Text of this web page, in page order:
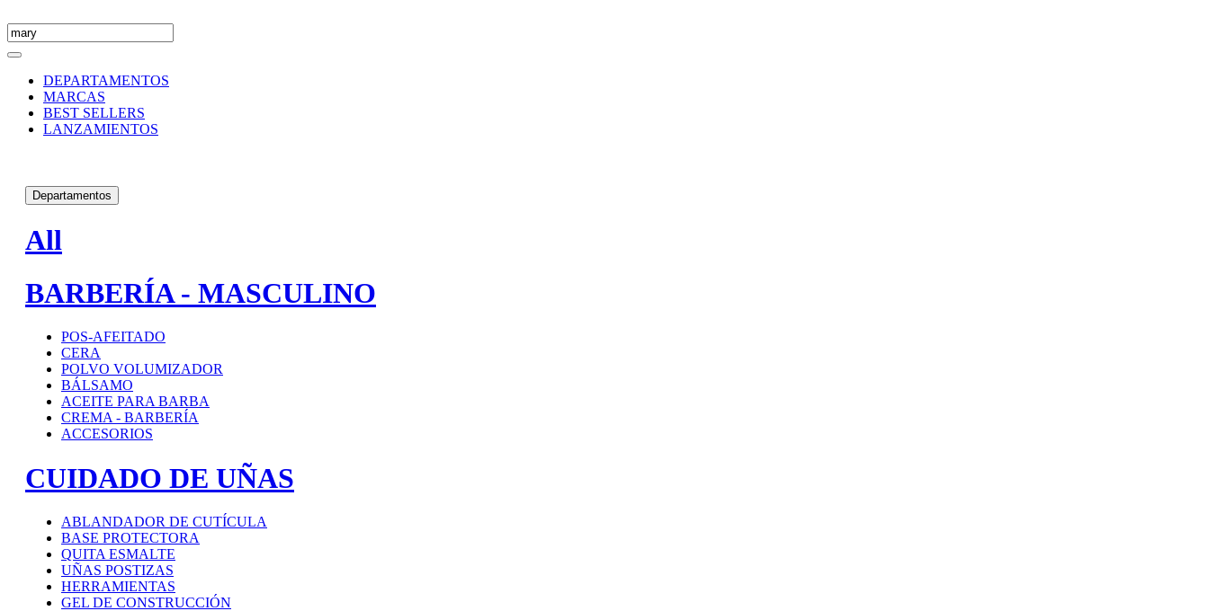
DEPARTAMENTOS
MARCAS
BEST SELLERS
LANZAMIENTOS
Departamentos
All
BARBERÍA - MASCULINO
POS-AFEITADO
CERA
POLVO VOLUMIZADOR
BÁLSAMO
ACEITE PARA BARBA
CREMA - BARBERÍA
ACCESORIOS
CUIDADO DE UÑAS
ABLANDADOR DE CUTÍCULA
BASE PROTECTORA
QUITA ESMALTE
UÑAS POSTIZAS
HERRAMIENTAS
GEL DE CONSTRUCCIÓN